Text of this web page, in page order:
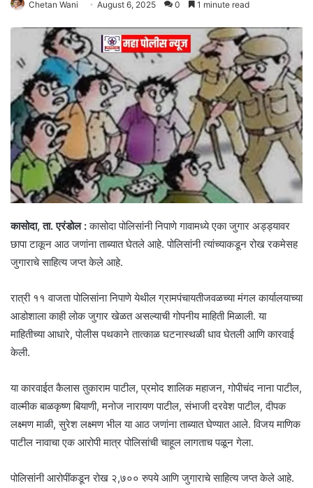
Chetan Wani August 6, 2025 0 1 minute read
कासोदा, ता. एरंडोल :कासोदा पोलिसांनी निपाणे गावामध्ये एका जुगार अड्ड्यावर
छापा टाकून आठ जणांना ताब्यात घेतले आहे. पोलिसांनी त्यांच्याकडून रोख रकमेसह
जुगाराचे साहित्य जप्त केले आहे.
रात्री ११ वाजता पोलिसांना निपाणे येथील ग्रामपंचायतीजवळच्या मंगल कार्यालयाच्या
आडोशाला काही लोक जुगार खेळत असल्याची गोपनीय माहिती मिळाली. या
माहितीच्या आधारे, पोलीस पथकाने तात्काळ घटनास्थळी धाव घेतली आणि कारवाई
केली.
या कारवाईत कैलास तुकाराम पाटील, प्रमोद शालिक महाजन, गोपीचंद नाना पाटील,
वाल्मीक बाळकृष्ण बियाणी, मनोज नारायण पाटील, संभाजी दरवेश पाटील, दीपक
लक्ष्मण माळी, सुरेश लक्ष्मण भील या आठ जणांना ताब्यात घेण्यात आले. विजय माणिक
पाटील नावाचा एक आरोपी मात्र पोलिसांची चाहूल लागताच पळून गेला.
पोलिसांनी आरोपींकडून रोख २,७०० रुपये आणि जुगाराचे साहित्य जप्त केले आहे.